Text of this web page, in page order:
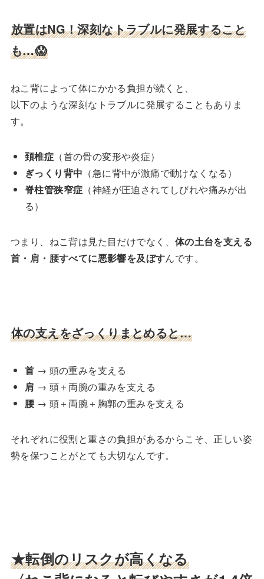
放置はNG！深刻なトラブルに発展すること
も…😱
ねこ背によって体にかかる負担が続くと、
以下のような深刻なトラブルに発展することもありま
す。
頚椎症 （首の骨の変形や炎症）
ぎっくり背中 （急に背中が激痛で動けなくなる）
脊柱管狭窄症 （神経が圧迫されてしびれや痛みが出
る）
つまり、ねこ背は見た目だけでなく、 体の土台を支える
首・肩・腰すべてに悪影響を及ぼすんです。
体の支えをざっくりまとめると…
首 → 頭の重みを支える
肩 → 頭＋両腕の重みを支える
腰→ 頭＋両腕＋胸郭の重みを支える
それぞれに役割と重さの負担があるからこそ、正しい姿
勢を保つことがとても大切なんです。
★転倒のリスクが高くなる